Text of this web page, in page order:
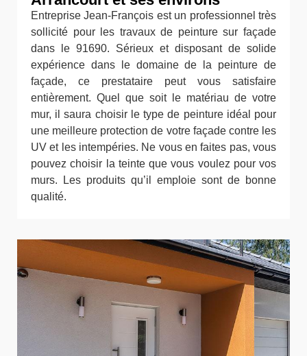
Entreprise Jean-François est un professionnel très
sollicité pour les travaux de peinture sur façade
dans le 91690. Sérieux et disposant de solide
expérience dans le domaine de la peinture de
façade, ce prestataire peut vous satisfaire
entièrement. Quel que soit le matériau de votre
mur, il saura choisir le type de peinture idéal pour
une meilleure protection de votre façade contre les
UV et les intempéries. Ne vous en faites pas, vous
pouvez choisir la teinte que vous voulez pour vos
murs. Les produits qu’il emploie sont de bonne
qualité.